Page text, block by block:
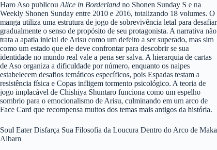
Haro Aso publicouAlice in Borderland no Shonen Sunday S e na
Weekly Shonen Sunday entre 2010 e 2016, totalizando 18 volumes. O
manga utiliza uma estrutura de jogo de sobrevivência letal para desafiar
gradualmente o senso de propósito de seu protagonista. A narrativa não
trata a apatia inicial de Arisu como um defeito a ser superado, mas sim
como um estado que ele deve confrontar para descobrir se sua
identidade no mundo real vale a pena ser salva. A hierarquia de cartas
de Aso organiza a dificuldade por número, enquanto os naipes
estabelecem desafios temáticos específicos, pois Espadas testam a
resistência física e Copas infligem tormento psicológico. A teoria de
jogo implacável de Chishiya Shuntaro funciona como um espelho
sombrio para o emocionalismo de Arisu, culminando em um arco de
Face Card que recompensa muitos dos temas mais antigos da história.
Soul Eater Disfarça Sua Filosofia da Loucura Dentro do Arco de Maka
Albarn